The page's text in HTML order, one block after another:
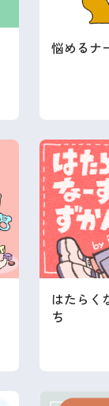
悩めるナ
はたらく
ち